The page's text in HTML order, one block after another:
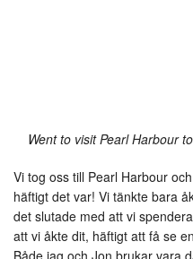
Went to visit Pearl Harbour
Vi tog oss till Pearl Harbour
häftigt det var! Vi tänkte bara
det slutade med att vi
att vi åkte dit, häftigt att få se